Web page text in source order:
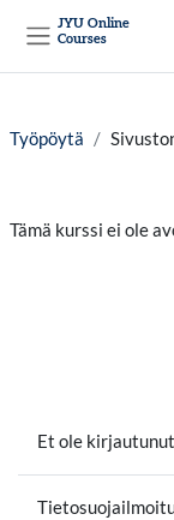
JYU Online
Courses
Työpöytä
Tämä kurssi ei ole
Et ole